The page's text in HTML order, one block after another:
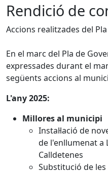
Rendició de
Accions realitzades del
En el marc del Pla de
expressades durant el
següents accions al
L'any 2025:
Millores al municipi
Instal·lació de
de l'enllumenat a
Calldetenes
Substitució de